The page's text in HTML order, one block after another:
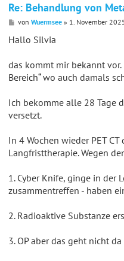
Re: Behandlung von
B
i
t
a
g
von Wuermsee» 1. November
Hallo Silvia
das kommt mir bekannt
Bereich“ wo auch damals
Ich bekomme alle 28 Tage
versetzt.
In 4 Wochen wieder PET
Langfristtherapie. Wegen
1. Cyber Knife, ginge in der
zusammentreffen - haben
2. Radioaktive Substanze
3. OP aber das geht nicht